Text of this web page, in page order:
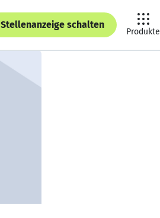
Stellenanzeige schalten
Produkte